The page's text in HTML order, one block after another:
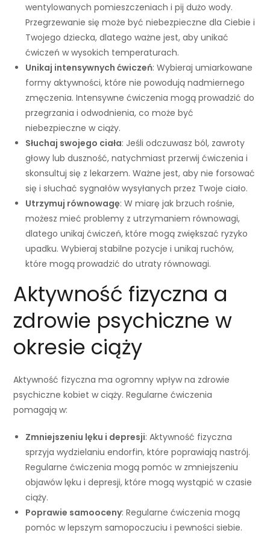
wentylowanych pomieszczeniach i pij dużo wody.
Przegrzewanie się może być niebezpieczne dla Ciebie i
Twojego dziecka, dlatego ważne jest, aby unikać
ćwiczeń w wysokich temperaturach.
Unikaj intensywnych ćwiczeń: Wybieraj umiarkowane
formy aktywności, które nie powodują nadmiernego
zmęczenia. Intensywne ćwiczenia mogą prowadzić do
przegrzania i odwodnienia, co może być
niebezpieczne w ciąży.
Słuchaj swojego ciała: Jeśli odczuwasz ból, zawroty
głowy lub duszność, natychmiast przerwij ćwiczenia i
skonsultuj się z lekarzem. Ważne jest, aby nie forsować
się i słuchać sygnałów wysyłanych przez Twoje ciało.
Utrzymuj równowagę: W miarę jak brzuch rośnie,
możesz mieć problemy z utrzymaniem równowagi,
dlatego unikaj ćwiczeń, które mogą zwiększać ryzyko
upadku. Wybieraj stabilne pozycje i unikaj ruchów,
które mogą prowadzić do utraty równowagi.
Aktywność fizyczna a
zdrowie psychiczne w
okresie ciąży
Aktywność fizyczna ma ogromny wpływ na zdrowie
psychiczne kobiet w ciąży. Regularne ćwiczenia
pomagają w:
Zmniejszeniu lęku i depresji: Aktywność fizyczna
sprzyja wydzielaniu endorfin, które poprawiają nastrój.
Regularne ćwiczenia mogą pomóc w zmniejszeniu
objawów lęku i depresji, które mogą wystąpić w czasie
ciąży.
Poprawie samooceny: Regularne ćwiczenia mogą
pomóc w lepszym samopoczuciu i pewności siebie.